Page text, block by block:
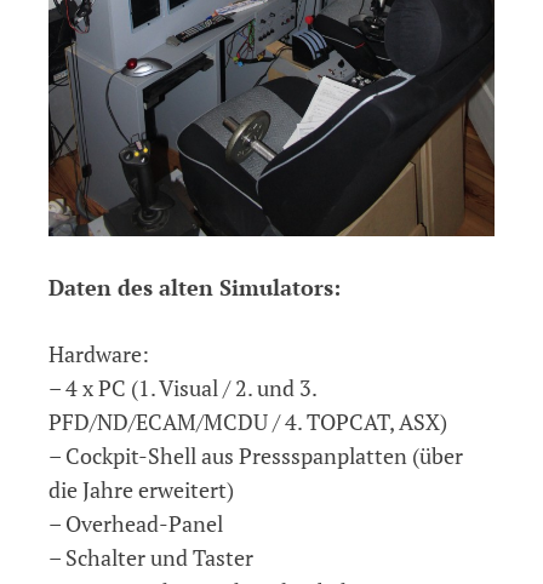
Daten des alten Simulators:
Hardware:
– 4 x PC (1. Visual / 2. und 3.
PFD/ND/ECAM/MCDU / 4. TOPCAT, ASX)
– Cockpit-Shell aus Pressspanplatten (über
die Jahre erweitert)
– Overhead-Panel
– Schalter und Taster